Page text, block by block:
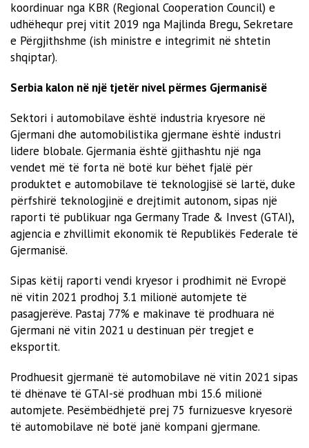
koordinuar nga KBR (Regional Cooperation Council) e
udhëhequr prej vitit 2019 nga Majlinda Bregu, Sekretare
e Përgjithshme (ish ministre e integrimit në shtetin
shqiptar).
Serbia kalon në një tjetër nivel përmes Gjermanisë
Sektori i automobilave është industria kryesore në
Gjermani dhe automobilistika gjermane është industri
lidere blobale. Gjermania është gjithashtu një nga
vendet më të forta në botë kur bëhet fjalë për
produktet e automobilave të teknologjisë së lartë, duke
përfshirë teknologjinë e drejtimit autonom, sipas një
raporti të publikuar nga Germany Trade & Invest (GTAI),
agjencia e zhvillimit ekonomik të Republikës Federale të
Gjermanisë.
Sipas këtij raporti vendi kryesor i prodhimit në Evropë
në vitin 2021 prodhoj 3.1 milionë automjete të
pasagjerëve. Pastaj 77% e makinave të prodhuara në
Gjermani në vitin 2021 u destinuan për tregjet e
eksportit.
Prodhuesit gjermanë të automobilave në vitin 2021 sipas
të dhënave të GTAI-së prodhuan mbi 15.6 milionë
automjete. Pesëmbëdhjetë prej 75 furnizuesve kryesorë
të automobilave në botë janë kompani gjermane.